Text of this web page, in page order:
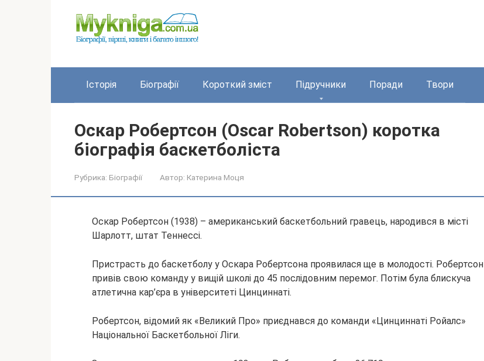
Історія Біографії Короткий зміст Підручники Поради Твори
Оскар Робертсон (Oscar Robertson) коротка
біографія баскетболіста
Рубрика: Біографії Автор: Катерина Моця
Оскар Робертсон (1938) – американський баскетбольний гравець, народився в місті
Шарлотт, штат Теннессі.
Пристрасть до баскетболу у Оскара Робертсона проявилася ще в молодості. Робертсон
привів свою команду у вищій школі до 45 послідовним перемог. Потім була блискуча
атлетична кар’єра в університеті Цинциннаті.
Робертсон, відомий як «Великий Про» приєднався до команди «Цинциннаті Ройалс»
Національної Баскетбольної Ліги.